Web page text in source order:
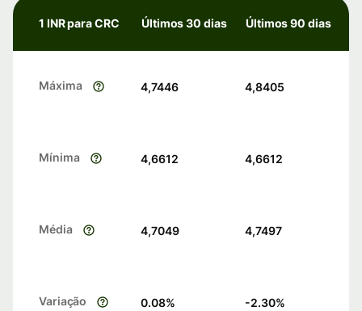
1 INR para CRC Últimos 30 dias Últimos 90 dias
Máxima 4,7446 4,8405
Mínima 4,6612 4,6612
Média 4,7049 4,7497
Variação 0.08% -2.30%